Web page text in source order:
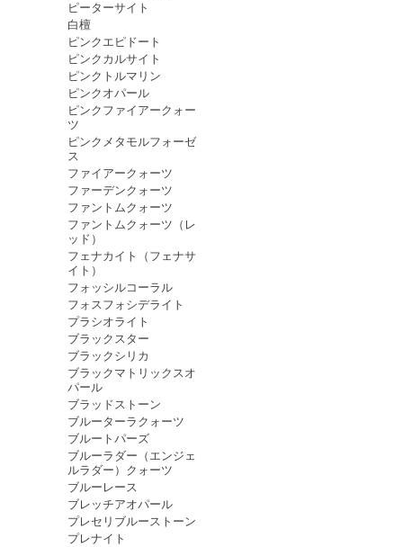
ピーターサイト
白檀
ピンクエピドート
ピンクカルサイト
ピンクトルマリン
ピンクオパール
ピンクファイアークォー
ツ
ピンクメタモルフォーゼ
ス
ファイアークォーツ
ファーデンクォーツ
ファントムクォーツ
ファントムクォーツ（レ
ッド）
フェナカイト（フェナサ
イト）
フォッシルコーラル
フォスフォシデライト
プラシオライト
ブラックスター
ブラックシリカ
ブラックマトリックスオ
パール
ブラッドストーン
ブルーターラクォーツ
ブルートパーズ
ブルーラダー（エンジェ
ルラダー）クォーツ
ブルーレース
ブレッチアオパール
プレセリブルーストーン
プレナイト